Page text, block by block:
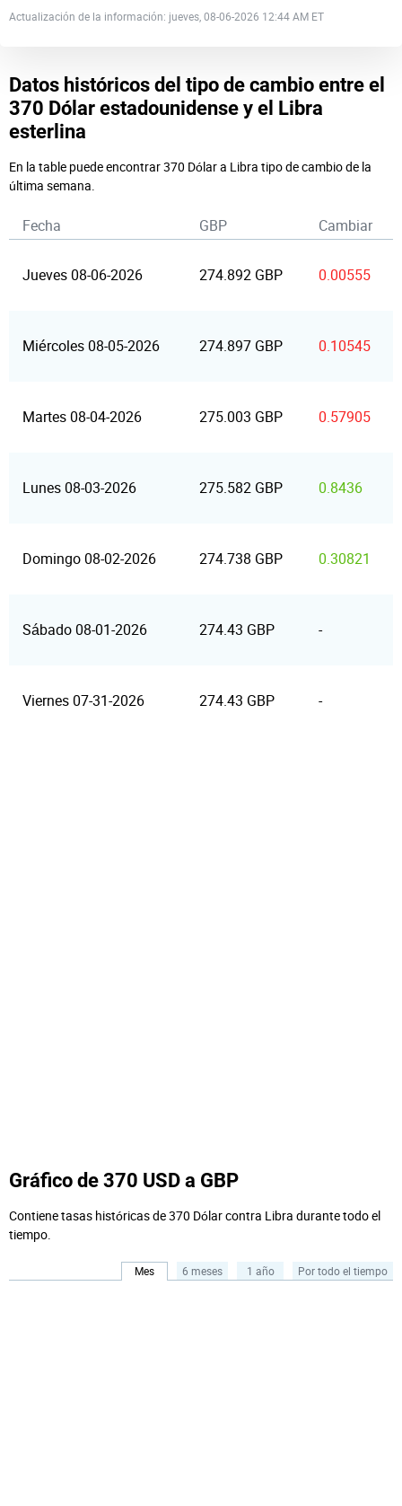
Actualización de la información: jueves, 08-06-2026 12:44 AM ET
Datos históricos del tipo de cambio entre el
370 Dólar estadounidense y el Libra
esterlina
En la table puede encontrar 370 Dólar a Libra tipo de cambio de la
última semana.
Fecha GBP Cambiar
Jueves 08-06-2026 274.892 GBP 0.00555
Miércoles 08-05-2026 274.897 GBP 0.10545
Martes 08-04-2026 275.003 GBP 0.57905
Lunes 08-03-2026 275.582 GBP 0.8436
Domingo 08-02-2026 274.738 GBP 0.30821
Sábado 08-01-2026 274.43 GBP -
Viernes 07-31-2026 274.43 GBP -
Gráfico de 370 USD a GBP
Contiene tasas históricas de 370 Dólar contra Libra durante todo el
tiempo.
Mes 6 meses 1 año Por todo el tiempo